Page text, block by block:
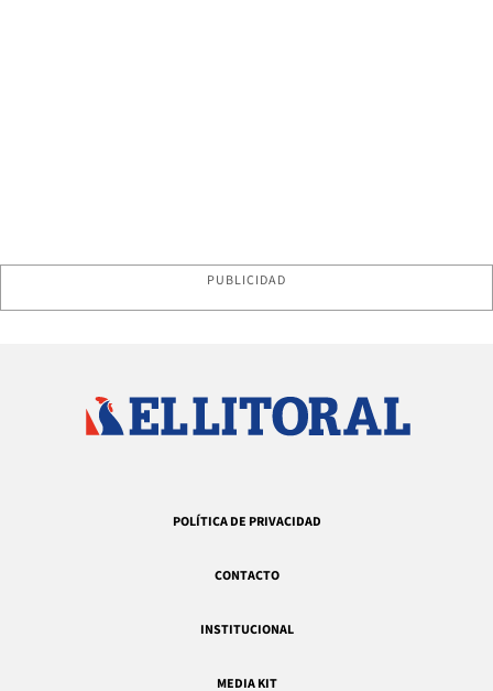
PUBLICIDAD
POLÍTICA DE PRIVACIDAD
CONTACTO
INSTITUCIONAL
MEDIA KIT